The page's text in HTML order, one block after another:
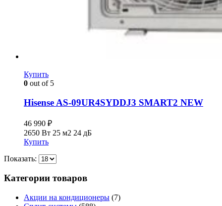
Купить
0 out of 5
Hisense AS-09UR4SYDDJ3 SMART2 NEW
46 990 ₽
2650 Вт 25 м2 24 дБ
Купить
Показать:
Категории товаров
Акции на кондиционеры (7)